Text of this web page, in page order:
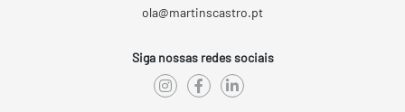
ola@martinscastro.pt
Siga nossas redes sociais